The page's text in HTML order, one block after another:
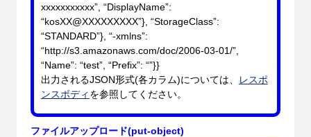
xxxxxxxxxxx”, “DisplayName”:
“kosXX@XXXXXXXXX”}, “StorageClass”:
“STANDARD”}, “-xmlns”:
“http://s3.amazonaws.com/doc/2006-03-01/”,
“Name”: “test”, “Prefix”: “”}}
出力されるJSON形式(各カラム)については、
レスポ
ンスボディ を参照してください。
ファイルアップロード(put-object)